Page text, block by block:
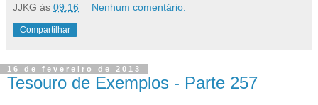
JJKG às 09:16 Nenhum comentário:
Compartilhar
16 de fevereiro de 2013
Tesouro de Exemplos - Parte 257